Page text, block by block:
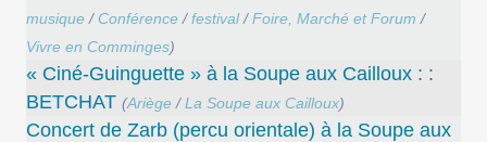
musique / Conférence /festival/Foire, Marché et Forum /
Vivre en Comminges)
« Ciné-Guinguette » à la Soupe aux Cailloux : :
BETCHAT (Ariège /La Soupe aux Cailloux)
Concert de Zarb (percu orientale) à la Soupe aux